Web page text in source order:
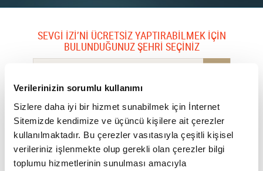
Verilerinizin sorumlu kullanımı
Sizlere daha iyi bir hizmet sunabilmek için İnternet
Sitemizde kendimize ve üçüncü kişilere ait çerezler
kullanılmaktadır. Bu çerezler vasıtasıyla çeşitli kişisel
verileriniz işlenmekte olup gerekli olan çerezler bilgi
toplumu hizmetlerinin sunulması amacıyla
SEVGİ İZİ’Nİ ÜCRETSİZ YAPTIRABİLMEK İÇİN
BULUNDUĞUNUZ ŞEHRİ SEÇİNİZ
This page can't load Google Maps correctly.